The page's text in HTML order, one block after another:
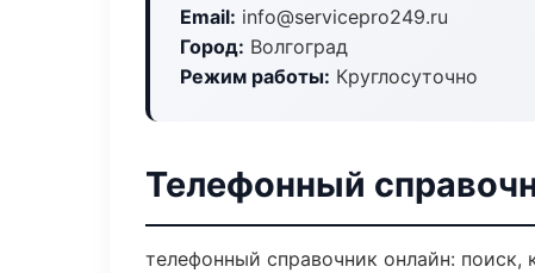
Email: info@servicepro249.ru
Город: Волгоград
Режим работы: Круглосуточно
Телефонный
телефонный справочник онлайн: поиск,